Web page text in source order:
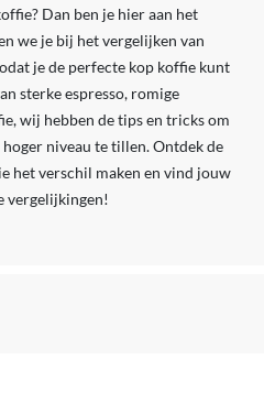
Dan ben je hier aan het
we je bij het vergelijken van
je de perfecte kop koffie kunt
sterke espresso, romige
wij hebben de tips en tricks om
niveau te tillen. Ontdek de
het verschil maken en vind jouw
vergelijkingen!